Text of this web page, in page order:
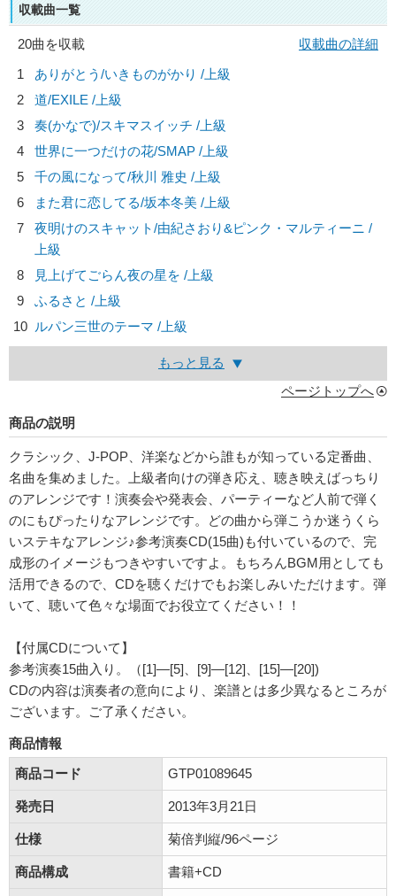
収載曲一覧
20曲を収載
収載曲の詳細
1
ありがとう/いきものがかり /上級
2
道/EXILE /上級
3
奏(かなで)/スキマスイッチ /上級
4
世界に一つだけの花/SMAP /上級
5
千の風になって/秋川 雅史 /上級
6
また君に恋してる/坂本冬美 /上級
7
夜明けのスキャット/由紀さおり&ピンク・マルティーニ /
上級
8
見上げてごらん夜の星を /上級
9
ふるさと /上級
10 ルパン三世のテーマ /上級
もっと見る
ページトップへ
商品の説明
クラシック、J-POP、洋楽などから誰もが知っている定番曲、
名曲を集めました。上級者向けの弾き応え、聴き映えばっちり
のアレンジです！演奏会や発表会、パーティーなど人前で弾く
のにもぴったりなアレンジです。どの曲から弾こうか迷うくら
いステキなアレンジ♪参考演奏CD(15曲)も付いているので、完
成形のイメージもつきやすいですよ。もちろんBGM用としても
活用できるので、CDを聴くだけでもお楽しみいただけます。弾
いて、聴いて色々な場面でお役立てください！！
【付属CDについて】
参考演奏15曲入り。（[1]―[5]、[9]―[12]、[15]―[20])
CDの内容は演奏者の意向により、楽譜とは多少異なるところが
ございます。ご了承ください。
商品情報
商品コード
GTP01089645
発売日 2013年3月21日
仕様 菊倍判縦/96ページ
商品構成 書籍+CD